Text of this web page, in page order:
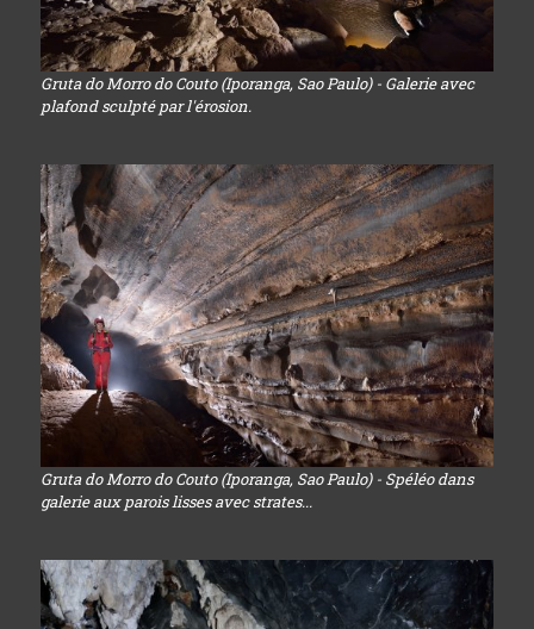
Gruta do Morro do Couto (Iporanga, Sao Paulo) - Galerie avec
plafond sculpté par l'érosion.
Gruta do Morro do Couto (Iporanga, Sao Paulo) - Spéléo dans
galerie aux parois lisses avec strates...